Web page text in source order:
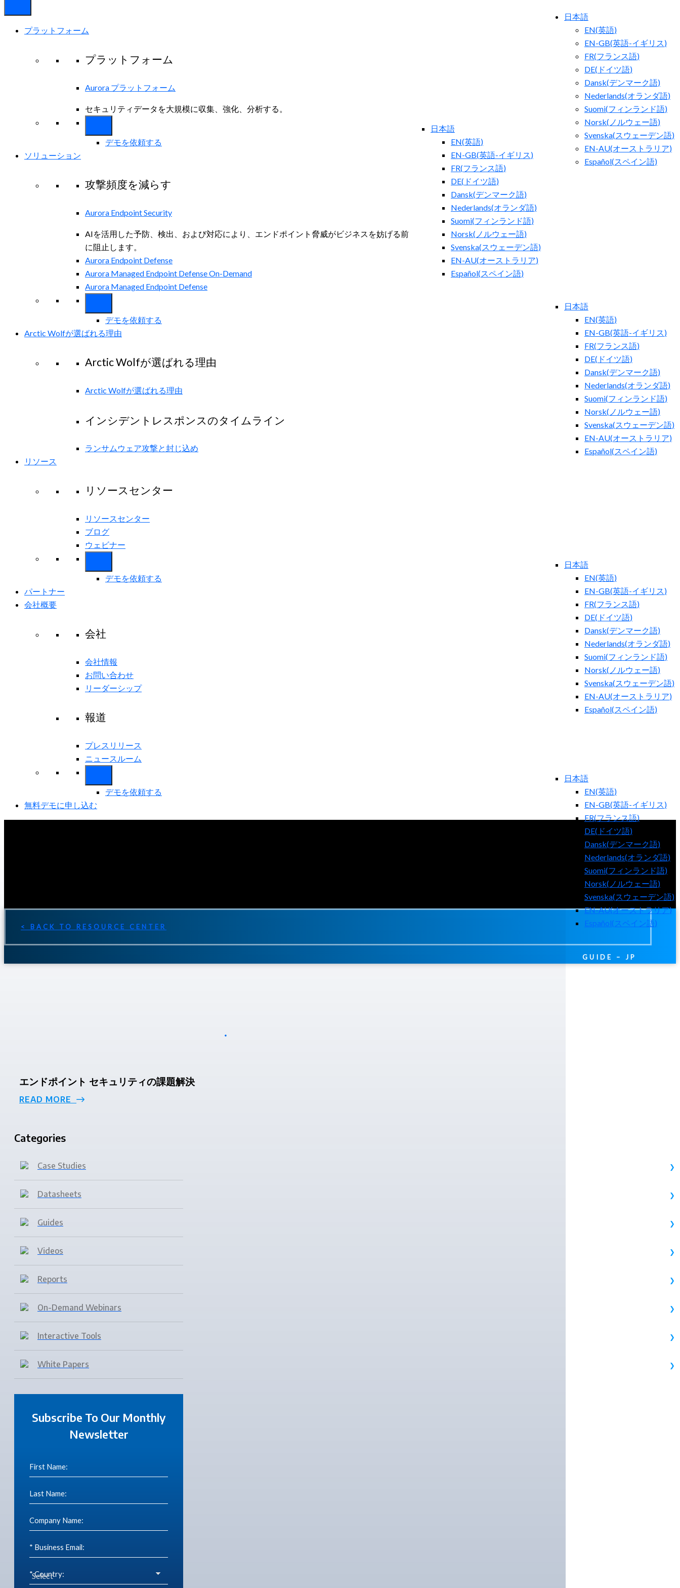
日本語
EN(英語)
EN-GB(英語-イギリス)
FR(フランス語)
DE( ドイツ語)
Dansk(デンマーク語)
Nederlands(オランダ語)
Suomi(フィンランド語)
Norsk( ノルウェー語)
Svenska(スウェーデン語)
EN-AU(オーストラリア)
Español(スペイン語)
プラットフォーム
プラットフォーム
Aurora プラットフォーム
セキュリティデータを大規模に収集、強化、分析する。
日本語
EN(英語)
EN-GB(英語-イギリス)
FR(フランス語)
DE( ドイツ語)
Dansk(デンマーク語)
Nederlands(オランダ語)
Suomi(フィンランド語)
Norsk( ノルウェー語)
Svenska(スウェーデン語)
EN-AU(オーストラリア)
Español(スペイン語)
デモを依頼する
ソリューション
攻撃頻度を減らす
Aurora Endpoint Security
AIを活用した予防、検出、および対応により、エンドポイント脅威がビジネスを妨げる前
に阻止します。
Aurora Endpoint Defense
Aurora Managed Endpoint Defense On-Demand
Aurora Managed Endpoint Defense
日本語
EN(英語)
EN-GB(英語-イギリス )
FR(フランス語)
DE( ドイツ語)
Dansk(デンマーク語)
Nederlands(オランダ語)
Suomi(フィンランド語)
Norsk( ノルウェー語)
Svenska(スウェーデン語)
EN-AU(オーストラリア)
Español(スペイン語)
デモを依頼する
Arctic Wolfが選ばれる理由
Arctic Wolfが選ばれる理由
Arctic Wolfが選ばれる理由
インシデントレスポンスのタイムライン
ランサムウェア攻撃と封じ込め
リソース
リソースセンター
リソースセンター
ブログ
ウェビナー
日本語
EN(英語)
EN-GB(英語-イギリス)
FR(フランス語)
DE( ドイツ語)
Dansk(デンマーク語)
Nederlands(オランダ語)
Suomi(フィンランド語)
Norsk( ノルウェー語)
Svenska(スウェーデン語)
EN-AU(オーストラリア)
Español(スペイン語)
デモを依頼する
パートナー
会社概要
会社
会社情報
お問い合わせ
リーダーシップ
報道
プレスリリース
ニュースルーム
日本語
EN(英語)
EN-GB(英語-イギリス)
FR(フランス語)
DE( ドイツ語)
Dansk(デンマーク語)
Nederlands(オランダ語)
Suomi(フィンランド語)
Norsk( ノルウェー語)
Svenska(スウェーデン語)
EN-AU(オーストラリア)
Español( スペイン語)
デモを依頼する
無料デモに申し込む
< BACK TO RESOURCE CENTER
GUIDE – JP
エンドポイント セキュリティの課題解決
READ MORE
Categories
Case Studies
Datasheets
Guides
Videos
Reports
On-Demand Webinars
Interactive Tools
White Papers
Subscribe To Our Monthly
Newsletter
First Name:
Last Name:
Company Name:
* Business Email:
* Country: